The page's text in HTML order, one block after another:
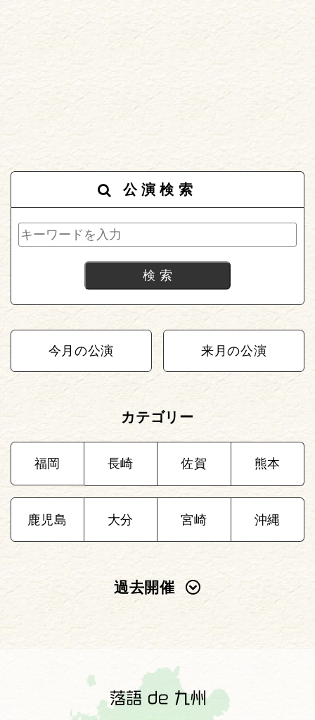
公演検索
今月の公演 来月の公演
カテゴリー
福岡 長崎 佐賀 熊本
鹿児島 大分 宮崎 沖縄
過去開催
2022年